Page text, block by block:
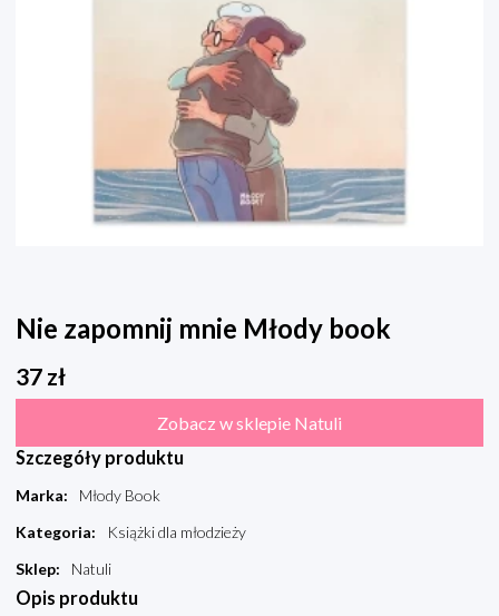
Nie zapomnij mnie Młody book
37 zł
Zobacz w sklepie Natuli
Szczegóły produktu
Marka:
Młody Book
Kategoria:
Książki dla młodzieży
Sklep: Natuli
Opis produktu